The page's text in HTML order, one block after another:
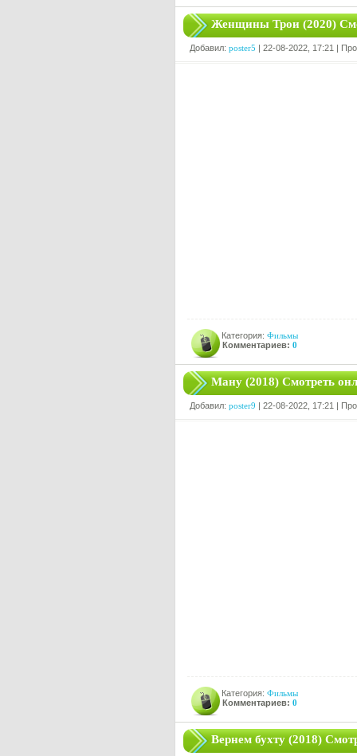
Женщины Трои (2020)
Добавил: poster5 | 22-08-2022, 17:21 |
Категория: Фильмы
Комментариев: 0
Ману (2018) Смотреть
Добавил: poster9 | 22-08-2022, 17:21 |
Категория: Фильмы
Комментариев: 0
Вернем бухту (2018)